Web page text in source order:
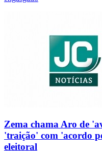
Zema chama Aro de
'traição' com 'acordo
eleitoral